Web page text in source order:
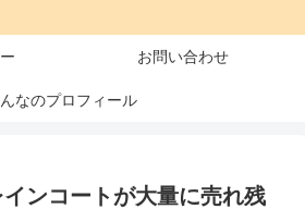
お問い合わせ
なのプロフィール
ンコートが大量に売れ残